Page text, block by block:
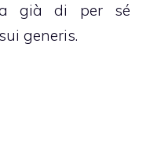
già di per sé
generis.